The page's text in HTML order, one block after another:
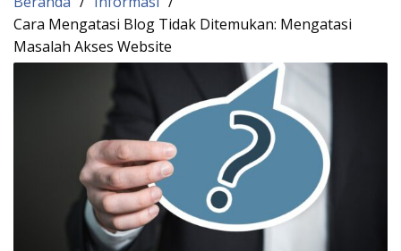
Cara Mengatasi Blog Tidak Ditemukan: Mengatasi
Masalah Akses Website